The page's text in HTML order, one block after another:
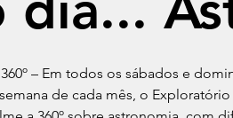
– Em todos os sábados e
de cada mês, o Exploratório